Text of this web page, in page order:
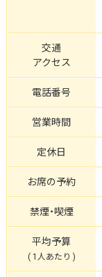
交通
アクセス
電話番号
営業時間
定休日
お席の予約
禁煙・喫煙
平均予算
( 1人あたり )